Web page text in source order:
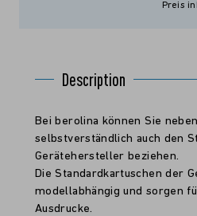
Preis
Description
Bei berolina können Sie
selbstverständlich auch den
Gerätehersteller beziehen.
Die Standardkartuschen der
modellabhängig und sorgen
Ausdrucke.